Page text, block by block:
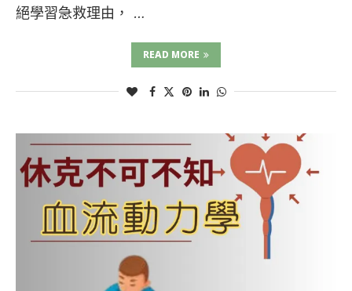
絕學習急救理由， …
READ MORE